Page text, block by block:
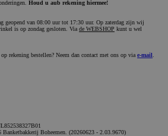
Houd u aub rekening hiermee!
geopend van 08:00 uur tot 17:30 uur. Op zaterdag zijn wij
is op zondag gesloten. Via de WEBSHOP kunt u wel
rekening bestellen? Neem dan contact met ons op via e-mail
Boheemen. (20260623 - 2.03.9670)